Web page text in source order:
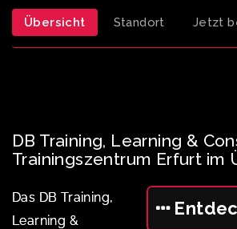
Übersicht Standort Jetzt
DB Training, Learning &
Trainingszentrum Erfurt im
Das DB Training,
Learning &